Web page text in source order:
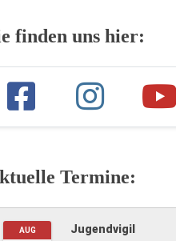
finden uns hier:
Termine:
AUG
Jugendvigil